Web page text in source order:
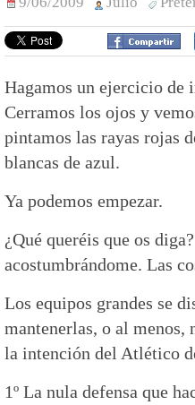
Hagamos un ejercicio de
Cerramos los ojos y
pintamos las rayas rojas
blancas de azul.
Ya podemos empezar.
¿Qué queréis que os
acostumbrándome. Las
Los equipos grandes se
mantenerlas, o al menos,
la intención del Atlético
1º La nula defensa que